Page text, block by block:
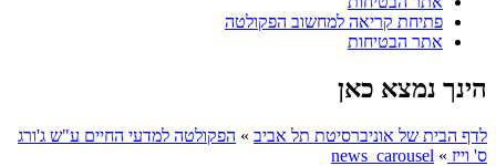
פתיחת קריאה למחשוב הפקולטה
אתר הבטיחות
הינך נמצא כאן
לדף הבית של אוניברסיטת תל אביב » הפקולטה למדעי החיים ע"ש ג'ורג
ס' וייז »
news_carousel